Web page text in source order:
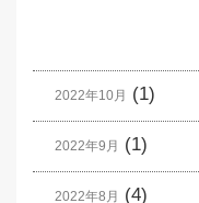
2022年10月 (1)
2022年9月 (1)
2022年8月 (4)